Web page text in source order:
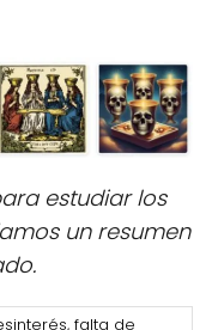
estudiar los
un resumen
falta de